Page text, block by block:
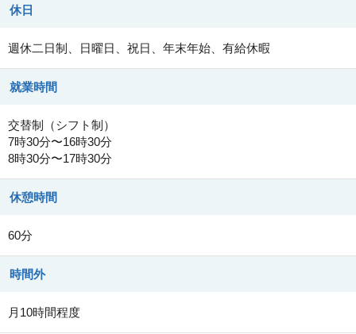
休日
週休二日制、日曜日、祝日、年末年始、有給休暇
就業時間
交替制（シフト制）
7時30分〜16時30分
8時30分〜17時30分
休憩時間
60分
時間外
月10時間程度